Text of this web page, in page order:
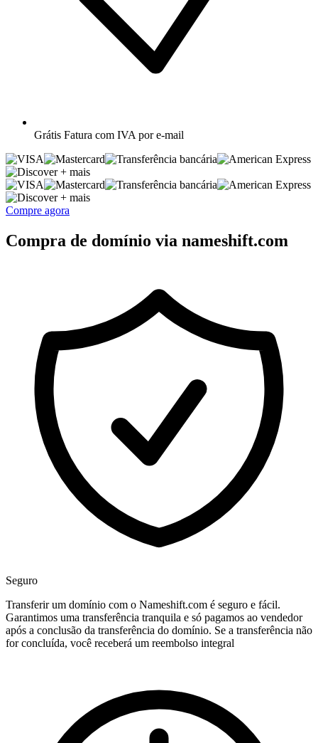
Grátis Fatura com IVA por e-mail
+ mais
+ mais
Compre agora
Compra de domínio via nameshift.com
Seguro
Transferir um domínio com o Nameshift.com é seguro e fácil.
Garantimos uma transferência tranquila e só pagamos ao vendedor
após a conclusão da transferência do domínio. Se a transferência não
for concluída, você receberá um reembolso integral